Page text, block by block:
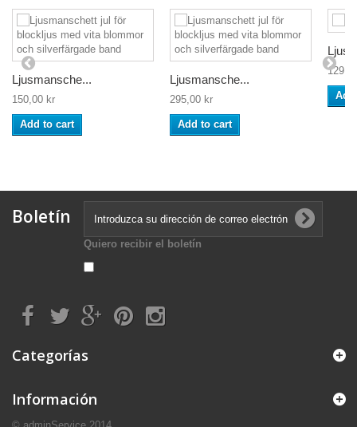
Ljusmansche...
150,00 kr
Add to cart
Ljusmansche...
295,00 kr
Add to cart
Boletín
Quiero recibir el boletín
Categorías
Información